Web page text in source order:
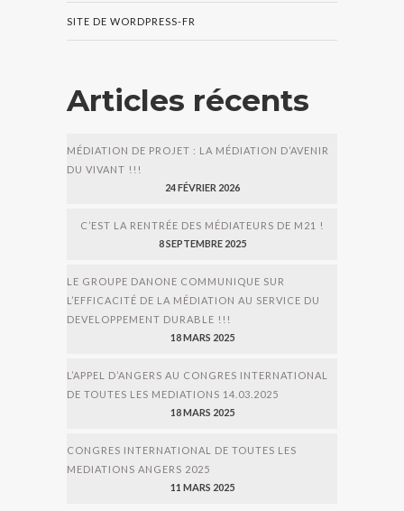
SITE DE WORDPRESS-FR
Articles récents
MÉDIATION DE PROJET : LA MÉDIATION D’AVENIR
DU VIVANT !!!
24 FÉVRIER 2026
C’EST LA RENTRÉE DES MÉDIATEURS DE M21 !
8 SEPTEMBRE 2025
LE GROUPE DANONE COMMUNIQUE SUR
L’EFFICACITÉ DE LA MÉDIATION AU SERVICE DU
DEVELOPPEMENT DURABLE !!!
18 MARS 2025
L’APPEL D’ANGERS AU CONGRES INTERNATIONAL
DE TOUTES LES MEDIATIONS 14.03.2025
18 MARS 2025
CONGRES INTERNATIONAL DE TOUTES LES
MEDIATIONS ANGERS 2025
11 MARS 2025